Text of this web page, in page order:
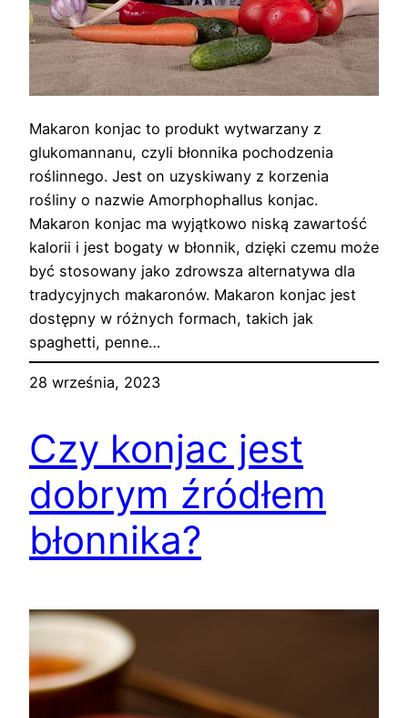
Makaron konjac to produkt wytwarzany z
glukomannanu, czyli błonnika pochodzenia
roślinnego. Jest on uzyskiwany z korzenia
rośliny o nazwie Amorphophallus konjac.
Makaron konjac ma wyjątkowo niską zawartość
kalorii i jest bogaty w błonnik, dzięki czemu może
być stosowany jako zdrowsza alternatywa dla
tradycyjnych makaronów. Makaron konjac jest
dostępny w różnych formach, takich jak
spaghetti, penne…
28 września, 2023
Czy konjac jest
dobrym źródłem
błonnika?